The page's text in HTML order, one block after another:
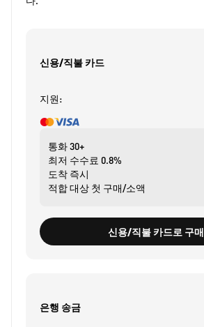
신용/직불 카드
지원:
통화30+
최저 수수료 0.8%
도착 즉시
적합 대상 첫 구매/소액
신용/직불 카드로 구매
은행 송금